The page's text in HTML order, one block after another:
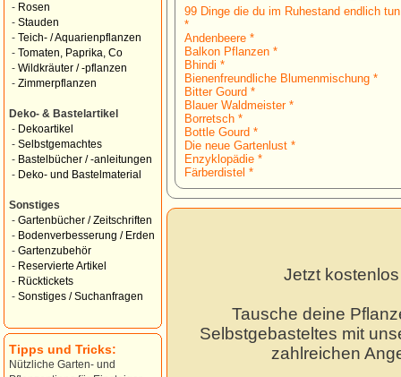
- Rosen
- Stauden
- Teich- / Aquarienpflanzen
- Tomaten, Paprika, Co
- Wildkräuter / -pflanzen
- Zimmerpflanzen
Deko- & Bastelartikel
- Dekoartikel
- Selbstgemachtes
- Bastelbücher / -anleitungen
- Deko- und Bastelmaterial
Sonstiges
- Gartenbücher / Zeitschriften
- Bodenverbesserung / Erden
- Gartenzubehör
- Reservierte Artikel
- Rücktickets
- Sonstiges / Suchanfragen
Tipps und Tricks:
Nützliche Garten- und
99 Dinge die du im Ruhestand endlich
*
Andenbeere *
Balkon Pflanzen *
Bhindi *
Bienenfreundliche Blumenmischung *
Bitter Gourd *
Blauer Waldmeister *
Borretsch *
Bottle Gourd *
Die neue Gartenlust *
Enzyklopädie *
Färberdistel *
Jetzt
Tausche deine
Selbstgebasteltes mit
zahlreichen